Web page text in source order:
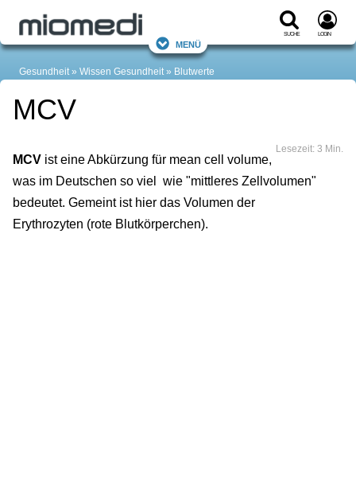
Suche Login
Menü
Gesundheit Wissen Gesundheit Blutwerte
MCV
Lesezeit: 3 Min.
MCV ist eine Abkürzung für mean cell volume,
was im Deutschen so viel wie "mittleres Zellvolumen"
bedeutet. Gemeint ist hier das Volumen der
Erythrozyten (rote Blutkörperchen).